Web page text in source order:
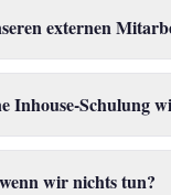
externen
Inhouse-Schulung
wir nichts tun?